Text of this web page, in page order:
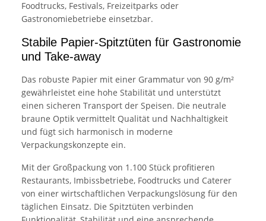
Foodtrucks, Festivals, Freizeitparks oder
Gastronomiebetriebe einsetzbar.
Stabile Papier-Spitztüten für Gastronomie
und Take-away
Das robuste Papier mit einer Grammatur von 90 g/m²
gewährleistet eine hohe Stabilität und unterstützt
einen sicheren Transport der Speisen. Die neutrale
braune Optik vermittelt Qualität und Nachhaltigkeit
und fügt sich harmonisch in moderne
Verpackungskonzepte ein.
Mit der Großpackung von 1.100 Stück profitieren
Restaurants, Imbissbetriebe, Foodtrucks und Caterer
von einer wirtschaftlichen Verpackungslösung für den
täglichen Einsatz. Die Spitztüten verbinden